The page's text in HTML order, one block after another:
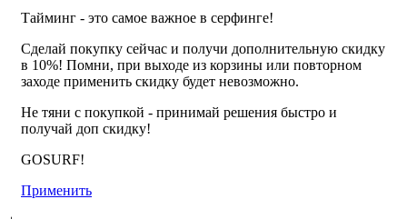
Тайминг - это самое важное в серфинге!
Сделай покупку сейчас и получи дополнительную скидку
в 10%! Помни, при выходе из корзины или повторном
заходе применить скидку будет невозможно.
Не тяни с покупкой - принимай решения быстро и
получай доп скидку!
GOSURF!
Применить